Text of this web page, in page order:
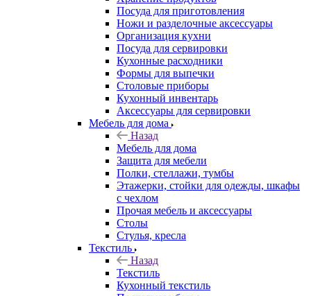
Посуда для приготовления
Ножи и разделочные аксессуары
Организация кухни
Посуда для сервировки
Кухонные расходники
Формы для выпечки
Столовые приборы
Кухонный инвентарь
Аксессуары для сервировки
Мебель для дома
Назад
Мебель для дома
Защита для мебели
Полки, стеллажи, тумбы
Этажерки, стойки для одежды, шкафы
с чехлом
Прочая мебель и аксессуары
Столы
Стулья, кресла
Текстиль
Назад
Текстиль
Кухонный текстиль